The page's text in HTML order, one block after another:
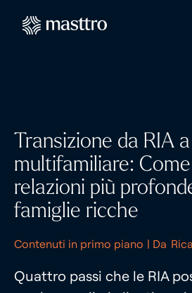
Transizione da RIA
multifamiliare:
relazioni più
famiglie ricche
Contenuti in primo piano | Da
Quattro passi che le RIA